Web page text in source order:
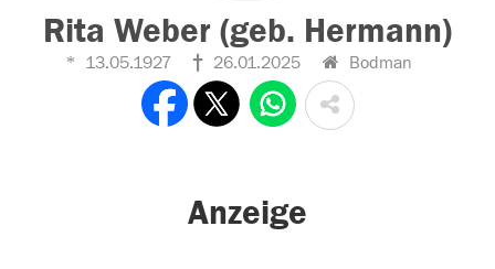
Rita Weber (geb. Hermann)
13.05.1927 26.01.2025 Bodman
Anzeige